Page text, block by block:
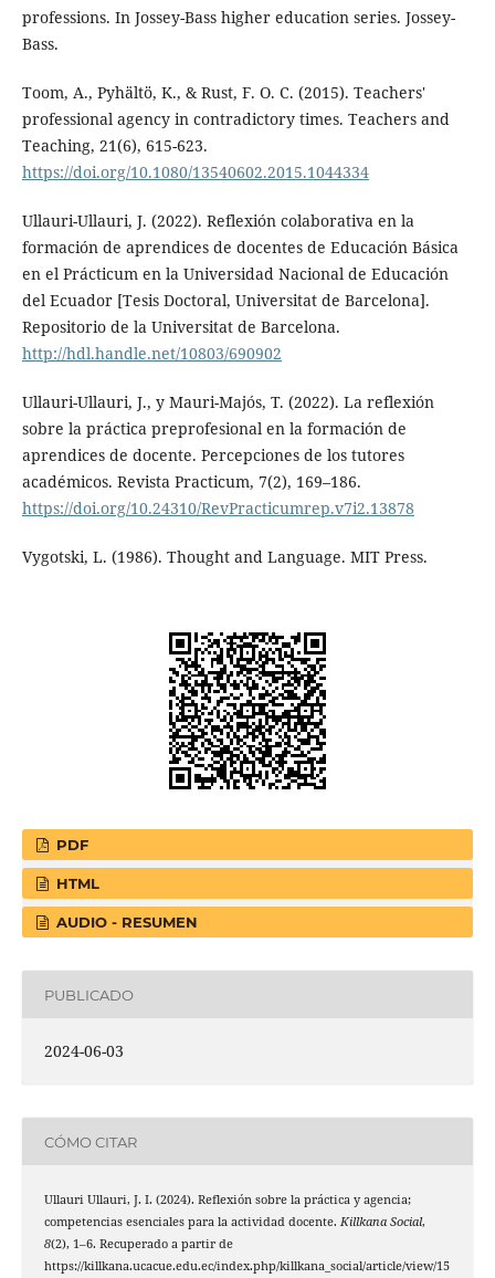
professions. In Jossey-Bass higher education series. Jossey-
Bass.
Toom, A., Pyhältö, K., & Rust, F. O. C. (2015). Teachers'
professional agency in contradictory times. Teachers and
Teaching, 21(6), 615-623.
https://doi.org/10.1080/13540602.2015.1044334
Ullauri-Ullauri, J. (2022). Reflexión colaborativa en la
formación de aprendices de docentes de Educación Básica
en el Prácticum en la Universidad Nacional de Educación
del Ecuador [Tesis Doctoral, Universitat de Barcelona].
Repositorio de la Universitat de Barcelona.
http://hdl.handle.net/10803/690902
Ullauri-Ullauri, J., y Mauri-Majós, T. (2022). La reflexión
sobre la práctica preprofesional en la formación de
aprendices de docente. Percepciones de los tutores
académicos. Revista Practicum, 7(2), 169–186.
https://doi.org/10.24310/RevPracticumrep.v7i2.13878
Vygotski, L. (1986). Thought and Language. MIT Press.
PDF
HTML
AUDIO - RESUMEN
PUBLICADO
2024-06-03
CÓMO CITAR
Ullauri Ullauri, J. I. (2024). Reflexión sobre la práctica y agencia;
competencias esenciales para la actividad docente. Killkana Social,
8(2), 1–6. Recuperado a partir de
https://killkana.ucacue.edu.ec/index.php/killkana_social/article/view/15